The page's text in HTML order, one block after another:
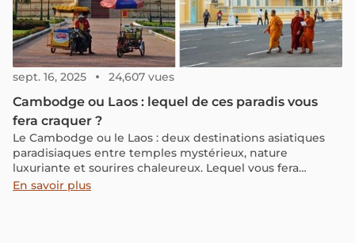
sept. 16, 2025 24,607 vues
Cambodge ou Laos : lequel de ces paradis vous
fera craquer ?
Le Cambodge ou le Laos : deux destinations asiatiques
paradisiaques entre temples mystérieux, nature
luxuriante et sourires chaleureux. Lequel vous fera
craquer ? Découvrez leurs atouts respectifs.
En savoir plus